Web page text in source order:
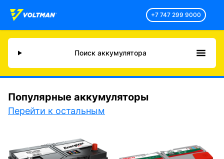
+7 747 299 9000
Поиск аккумулятора
Популярные аккумуляторы
Перейти к остальным